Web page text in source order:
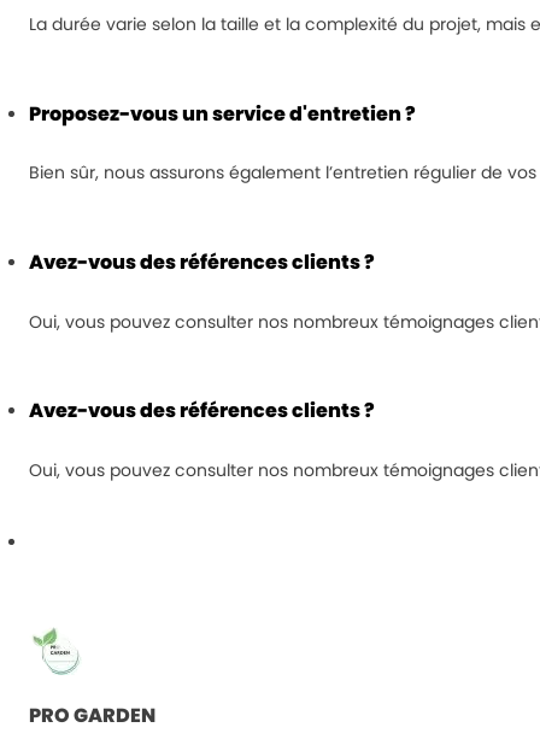
La durée varie selon la taille et la complexité du projet,
Proposez-vous un service d'entretien ?
Bien sûr, nous assurons également l’entretien régulier de
Avez-vous des références clients ?
Oui, vous pouvez consulter nos nombreux témoignages
Avez-vous des références clients ?
Oui, vous pouvez consulter nos nombreux témoignages
PRO GARDEN